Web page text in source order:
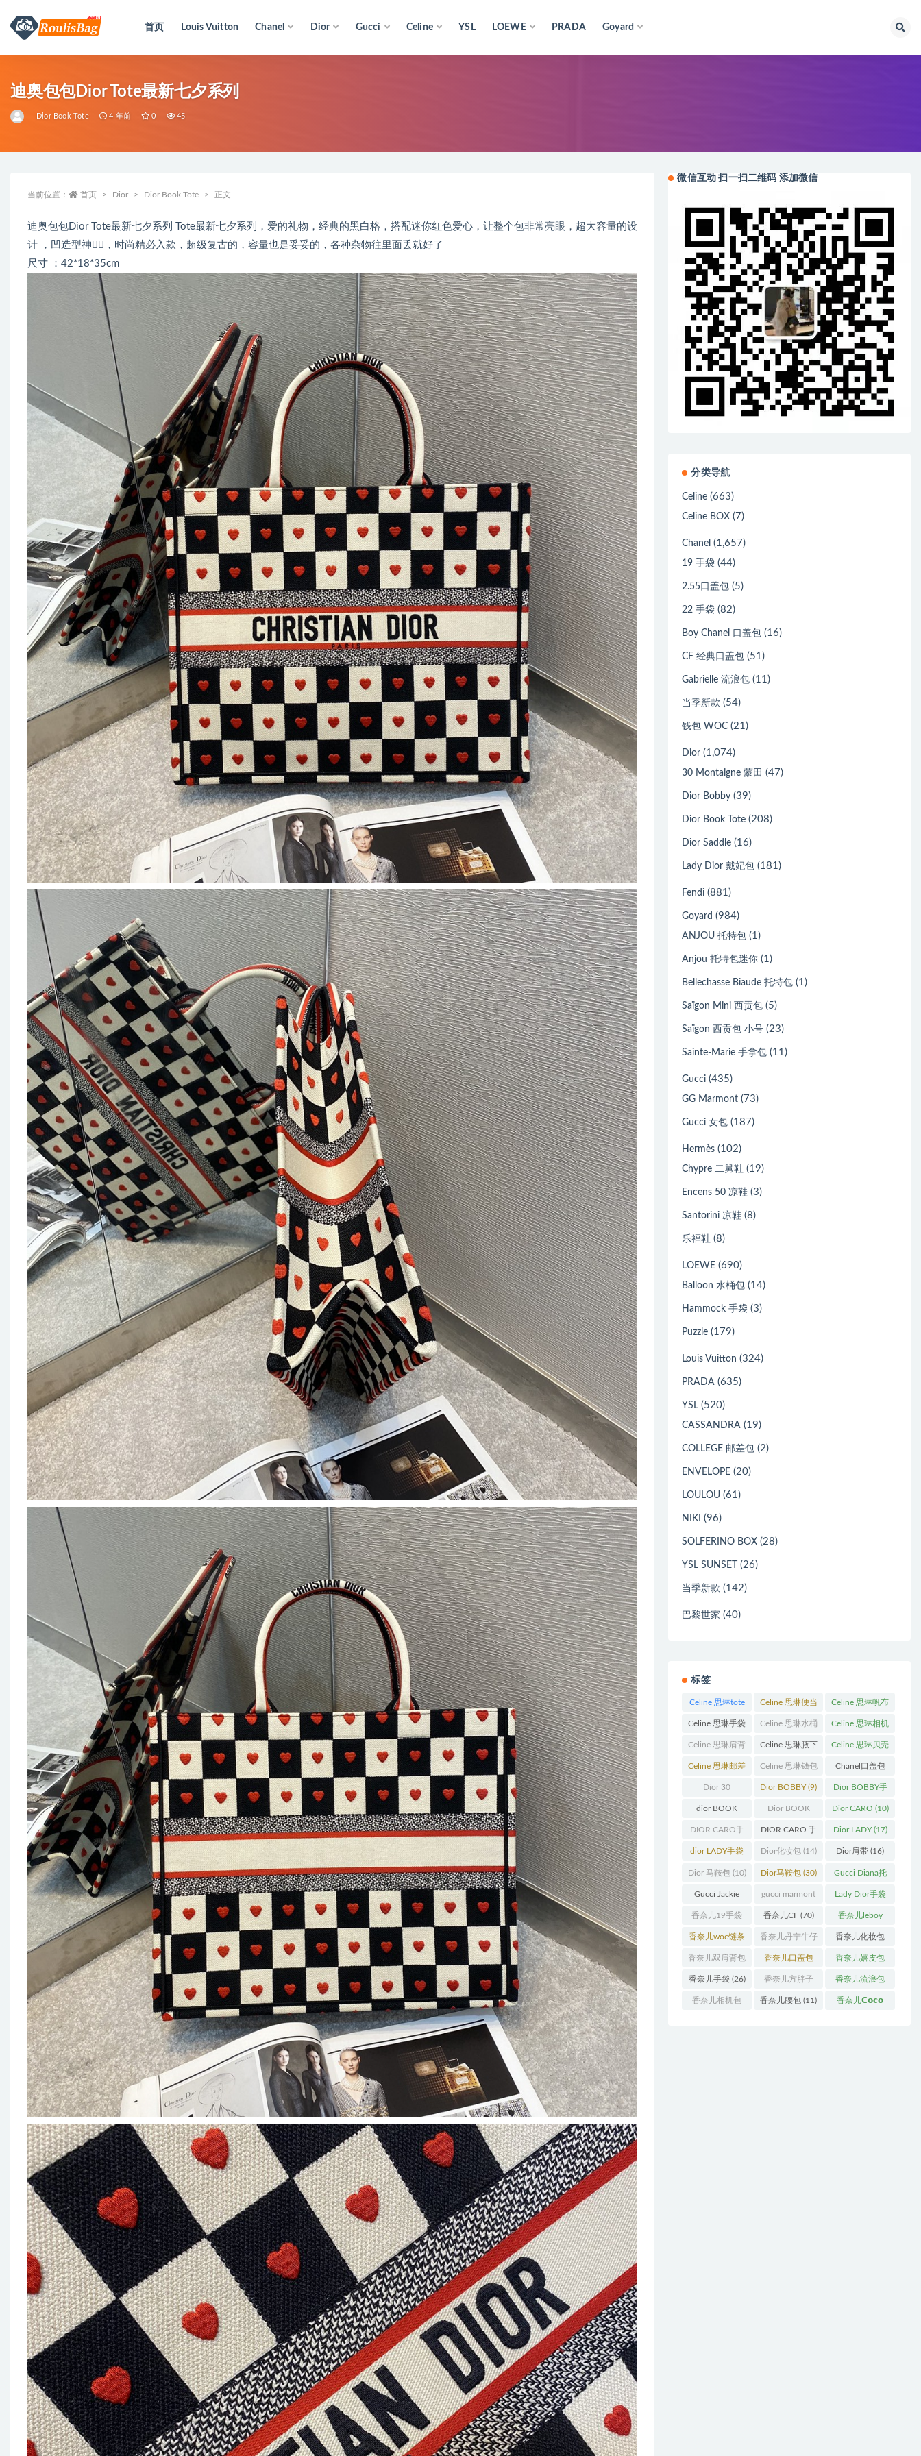
首页 Louis Vuitton Chanel Dior Gucci Celine YSL LOEWE PRADA Goyard
迪奥包包Dior Tote最新七夕系列
Dior Book Tote 4 年前 0 45
当前位置： 首页 Dior Dior Book Tote 正文
迪奥包包Dior Tote最新七夕系列 Tote最新七夕系列，爱的礼物，经典的黑白格，搭配迷你红色爱心，让整个包非常亮眼，超大容量的设
计 ，凹造型神器🏻，时尚精必入款，超级复古的，容量也是妥妥的，各种杂物往里面丢就好了
尺寸 ：42*18*35cm
微信互动 扫一扫二维码 添加微信
分类导航
Celine (663)
Celine BOX (7)
Chanel (1,657)
19 手袋 (44)
2.55口盖包 (5)
22 手袋 (82)
Boy Chanel 口盖包 (16)
CF 经典口盖包 (51)
Gabrielle 流浪包 (11)
当季新款 (54)
钱包 WOC (21)
Dior (1,074)
30 Montaigne 蒙田 (47)
Dior Bobby (39)
Dior Book Tote (208)
Dior Saddle (16)
Lady Dior 戴妃包 (181)
Fendi (881)
Goyard (984)
ANJOU 托特包 (1)
Anjou 托特包迷你 (1)
Bellechasse Biaude 托特包 (1)
Saïgon Mini 西贡包 (5)
Saïgon 西贡包 小号 (23)
Sainte-Marie 手拿包 (11)
Gucci (435)
GG Marmont (73)
Gucci 女包 (187)
Hermès (102)
Chypre 二舅鞋 (19)
Encens 50 凉鞋 (3)
Santorini 凉鞋 (8)
乐福鞋 (8)
LOEWE (690)
Balloon 水桶包 (14)
Hammock 手袋 (3)
Puzzle (179)
Louis Vuitton (324)
PRADA (635)
YSL (520)
CASSANDRA (19)
COLLEGE 邮差包 (2)
ENVELOPE (20)
LOULOU (61)
NIKI (96)
SOLFERINO BOX (28)
YSL SUNSET (26)
当季新款 (142)
巴黎世家 (40)
标签
Celine 思琳tote
包 (23)
Celine 思琳便当
包 (14)
Celine 思琳帆布
包 (18)
Celine 思琳手袋
(250)
Celine 思琳水桶
包 (55)
Celine 思琳相机
包 (11)
Celine 思琳肩背
包 (12)
Celine 思琳腋下
包 (10)
Celine 思琳贝壳
包(12)
Celine 思琳邮差
包(13)
Celine 思琳钱包
(10)
Chanel口盖包
(13)
Dior 30
Montaigne 蒙田
(31)
Dior BOBBY(9) Dior BOBBY手
袋(26)
dior BOOK
TOTE(12)
Dior BOOK
TOTE手袋(163)
Dior CARO (10)
DIOR CARO手
袋(11)
DIOR CARO 手
袋(31)
Dior LADY(17)
dior LADY手袋
(70)
Dior化妆包(14) Dior肩带 (16)
Dior 马鞍包(10) Dior马鞍包(30) Gucci Diana托
特包(11)
Gucci Jackie
(11)
gucci marmont
系列(19)
Lady Dior手袋
(51)
香奈儿19手袋
(27)
香奈儿CF(70) 香奈儿leboy
(13)
香奈儿woc链条
包 (11)
香奈儿丹宁牛仔
(12)
香奈儿化妆包
(13)
香奈儿双肩背包
(13)
香奈儿口盖包
(55)
香奈儿嬉皮包
(10)
香奈儿手袋(26) 香奈儿方胖子
(11)
香奈儿流浪包
(10)
香奈儿相机包 香奈儿腰包 (11) 香奈儿𝗖𝗼𝗰𝗼